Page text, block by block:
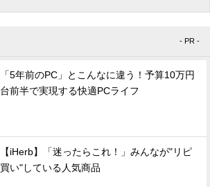
- PR -
「5年前のPC」とこんなに違う！予算10万円
台前半で実現する快適PCライフ
【iHerb】「迷ったらこれ！」みんなが"リピ
買い"している人気商品